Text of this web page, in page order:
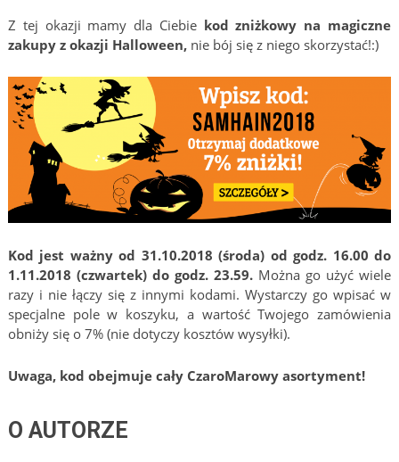
Z tej okazji mamy dla Ciebiekod zniżkowy na magiczne
zakupy z okazji Halloween,nie bój się z niego skorzystać!:)
Kod jest ważny od 31.10.2018 (środa) od godz. 16.00 do
1.11.2018 (czwartek)do godz. 23.59. Można go użyć wiele
razy i nie łączy się z innymi kodami. Wystarczy go wpisać w
specjalne pole w koszyku, a wartość Twojego zamówienia
obniży się o 7% (nie dotyczy kosztów wysyłki).
Uwaga, kod obejmuje cały CzaroMarowy asortyment!
O AUTORZE